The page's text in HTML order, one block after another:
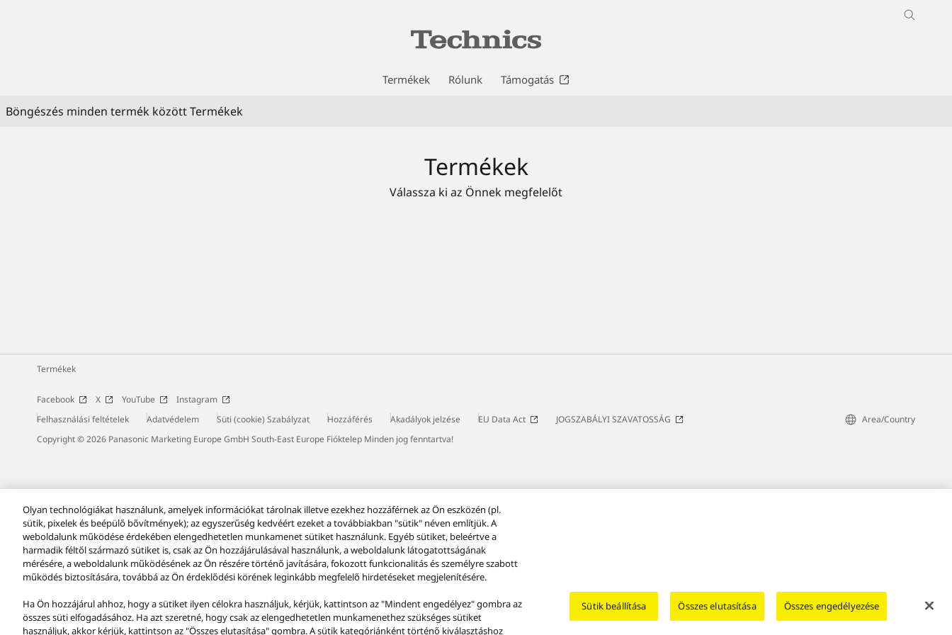
Termékek Rólunk Támogatás
Böngészés minden termék között Termékek
Válassza ki az Önnek megfelelőt
Termékek
Termékek
Facebook X YouTube
Instagram
Felhasználási feltételek
Adatvédelem Süti (cookie) Szabályzat Hozzáférés Akadályok jelzése EU Data Act JOGSZABÁLYI SZAVATOSSÁG
Area/Country
Copyright © 2026 Panasonic Marketing Europe GmbH South-East Europe Fióktelep Minden jog fenntartva!
Olyan technológiákat használunk, amelyek információkat tárolnak illetve ezekhez hozzáférnek az Ön eszközén (pl.
sütik, pixelek és beépülő bővítmények); az egyszerűség kedvéért ezeket a továbbiakban "sütik" néven említjük. A
weboldalunk működése érdekében elengedhetetlen munkamenet sütiket használunk. Egyéb sütiket, beleértve a
harmadik féltől származó sütiket is, csak az Ön hozzájárulásával használunk, a weboldalunk látogatottságának
mérésére, a weboldalunk működésének az Ön részére történő javítására, fokozott funkcionalitás és személyre szabott
működés biztosítására, továbbá az Ön érdeklődési körének leginkább megfelelő hirdetéseket megjelenítésére.
Ha Ön hozzájárul ahhoz, hogy a sütiket ilyen célokra használjuk, kérjük, kattintson az "Mindent engedélyez" gombra az
összes süti elfogadásához. Ha azt szeretné, hogy csak az elengedhetetlen munkamenethez szükséges sütiket
használjuk, akkor kérjük, kattintson az "Összes elutasítása" gombra. A sütik kategóriánként történő kiválasztáshoz
Sütik beállítása Összes elutasítása Összes engedélyezése